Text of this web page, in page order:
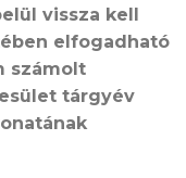
vissza kell
elfogadható
számolt
tárgyév